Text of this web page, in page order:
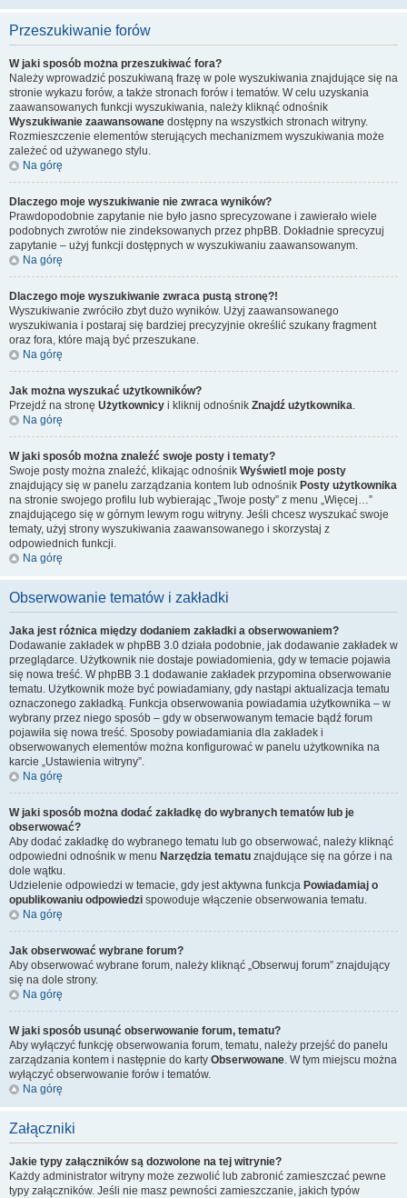
Przeszukiwanie forów
W jaki sposób można przeszukiwać fora?
Należy wprowadzić poszukiwaną frazę w pole wyszukiwania znajdujące się na
stronie wykazu forów, a także stronach forów i tematów. W celu uzyskania
zaawansowanych funkcji wyszukiwania, należy kliknąć odnośnik
Wyszukiwanie zaawansowane dostępny na wszystkich stronach witryny.
Rozmieszczenie elementów sterujących mechanizmem wyszukiwania może
zależeć od używanego stylu.
Na górę
Dlaczego moje wyszukiwanie nie zwraca wyników?
Prawdopodobnie zapytanie nie było jasno sprecyzowane i zawierało wiele
podobnych zwrotów nie zindeksowanych przez phpBB. Dokładnie sprecyzuj
zapytanie – użyj funkcji dostępnych w wyszukiwaniu zaawansowanym.
Na górę
Dlaczego moje wyszukiwanie zwraca pustą stronę?!
Wyszukiwanie zwróciło zbyt dużo wyników. Użyj zaawansowanego
wyszukiwania i postaraj się bardziej precyzyjnie określić szukany fragment
oraz fora, które mają być przeszukane.
Na górę
Jak można wyszukać użytkowników?
Przejdź na stronę Użytkownicy i kliknij odnośnik Znajdź użytkownika.
Na górę
W jaki sposób można znaleźć swoje posty i tematy?
Swoje posty można znaleźć, klikając odnośnik Wyświetl moje posty
znajdujący się w panelu zarządzania kontem lub odnośnik Posty użytkownika
na stronie swojego profilu lub wybierając „Twoje posty” z menu „Więcej…”
znajdującego się w górnym lewym rogu witryny. Jeśli chcesz wyszukać swoje
tematy, użyj strony wyszukiwania zaawansowanego i skorzystaj z
odpowiednich funkcji.
Na górę
Obserwowanie tematów i zakładki
Jaka jest różnica między dodaniem zakładki a obserwowaniem?
Dodawanie zakładek w phpBB 3.0 działa podobnie, jak dodawanie zakładek w
przeglądarce. Użytkownik nie dostaje powiadomienia, gdy w temacie pojawia
się nowa treść. W phpBB 3.1 dodawanie zakładek przypomina obserwowanie
tematu. Użytkownik może być powiadamiany, gdy nastąpi aktualizacja tematu
oznaczonego zakładką. Funkcja obserwowania powiadamia użytkownika – w
wybrany przez niego sposób – gdy w obserwowanym temacie bądź forum
pojawiła się nowa treść. Sposoby powiadamiania dla zakładek i
obserwowanych elementów można konfigurować w panelu użytkownika na
karcie „Ustawienia witryny”.
Na górę
W jaki sposób można dodać zakładkę do wybranych tematów lub je
obserwować?
Aby dodać zakładkę do wybranego tematu lub go obserwować, należy kliknąć
odpowiedni odnośnik w menu Narzędzia tematu znajdujące się na górze i na
dole wątku.
Udzielenie odpowiedzi w temacie, gdy jest aktywna funkcja Powiadamiaj o
opublikowaniu odpowiedzi spowoduje włączenie obserwowania tematu.
Na górę
Jak obserwować wybrane forum?
Aby obserwować wybrane forum, należy kliknąć „Obserwuj forum” znajdujący
się na dole strony.
Na górę
W jaki sposób usunąć obserwowanie forum, tematu?
Aby wyłączyć funkcję obserwowania forum, tematu, należy przejść do panelu
zarządzania kontem i następnie do karty Obserwowane. W tym miejscu można
wyłączyć obserwowanie forów i tematów.
Na górę
Załączniki
Jakie typy załączników są dozwolone na tej witrynie?
Każdy administrator witryny może zezwolić lub zabronić zamieszczać pewne
typy załączników. Jeśli nie masz pewności zamieszczanie, jakich typów